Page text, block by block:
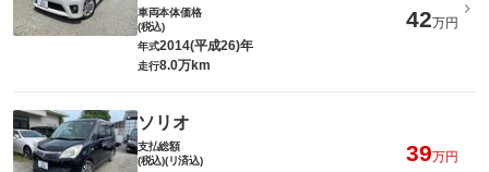
車両本体価格
(税込)
42万円
年式2014(平成26)年
走行8.0万km
ソリオ
支払総額
(税込)(リ済込)
39万円